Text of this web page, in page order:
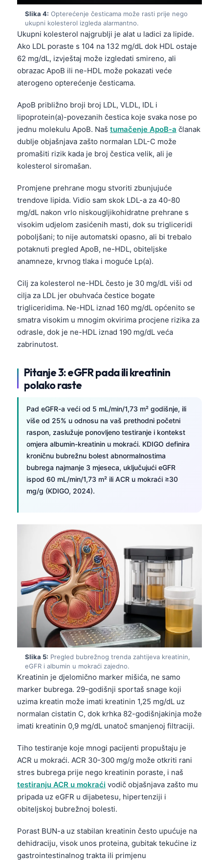
Slika 4: Opterećenje česticama može rasti prije nego
ukupni kolesterol izgleda alarmantno.
Ukupni kolesterol najgrublji je alat u ladici za lipide.
Ako LDL poraste s 104 na 132 mg/dL dok HDL ostaje
62 mg/dL, izvještaj može izgledati smireno, ali
obrazac ApoB ili ne-HDL može pokazati veće
aterogeno opterećenje česticama.
ApoB približno broji broj LDL, VLDL, IDL i
lipoprotein(a)-povezanih čestica koje svaka nose po
jednu molekulu ApoB. Naš tumačenje ApoB-a članak
dublje objašnjava zašto normalan LDL-C može
promašiti rizik kada je broj čestica velik, ali je
kolesterol siromašan.
Promjene prehrane mogu stvoriti zbunjujuće
trendove lipida. Vidio sam skok LDL-a za 40-80
mg/dL nakon vrlo niskougljikohidratne prehrane s
visokim udjelom zasićenih masti, dok su trigliceridi
poboljšani; to nije automatski opasno, ali bi trebalo
potaknuti pregled ApoB, ne-HDL, obiteljske
anamneze, krvnog tlaka i moguće Lp(a).
Cilj za kolesterol ne-HDL često je 30 mg/dL viši od
cilja za LDL jer obuhvaća čestice bogate
trigliceridima. Ne-HDL iznad 160 mg/dL općenito se
smatra visokim u mnogim okvirima procjene rizika za
odrasle, dok je ne-HDL iznad 190 mg/dL veća
zabrinutost.
Pitanje 3: eGFR pada ili kreatinin
polako raste
Pad eGFR-a veći od 5 mL/min/1,73 m² godišnje, ili
više od 25% u odnosu na vaš prethodni početni
raspon, zaslužuje ponovljeno testiranje i kontekst
omjera albumin-kreatinin u mokraći. KDIGO definira
kroničnu bubrežnu bolest abnormalnostima
bubrega najmanje 3 mjeseca, uključujući eGFR
ispod 60 mL/min/1,73 m² ili ACR u mokraći ≥30
mg/g (KDIGO, 2024).
Slika 5: Pregled bubrežnog trenda zahtijeva kreatinin,
eGFR i albumin u mokraći zajedno.
Kreatinin je djelomično marker mišića, ne samo
marker bubrega. 29-godišnji sportaš snage koji
uzima kreatin može imati kreatinin 1,25 mg/dL uz
normalan cistatin C, dok krhka 82-godišnjakinja može
imati kreatinin 0,9 mg/dL unatoč smanjenoj filtraciji.
Tiho testiranje koje mnogi pacijenti propuštaju je
ACR u mokraći. ACR 30-300 mg/g može otkriti rani
stres bubrega prije nego kreatinin poraste, i naš
testiranju ACR u mokraći vodič objašnjava zašto mu
pripada uz eGFR u dijabetesu, hipertenziji i
obiteljskoj bubrežnoj bolesti.
Porast BUN-a uz stabilan kreatinin često upućuje na
dehidraciju, visok unos proteina, gubitak tekućine iz
gastrointestinalnog trakta ili primjenu